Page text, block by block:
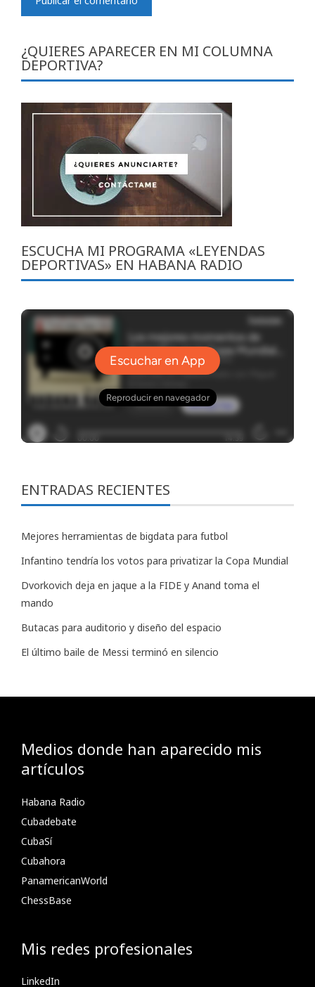
¿QUIERES APARECER EN MI COLUMNA
DEPORTIVA?
ESCUCHA MI PROGRAMA «LEYENDAS
DEPORTIVAS» EN HABANA RADIO
ENTRADAS RECIENTES
Mejores herramientas de bigdata para futbol
Infantino tendría los votos para privatizar la Copa Mundial
Dvorkovich deja en jaque a la FIDE y Anand toma el
mando
Butacas para auditorio y diseño del espacio
El último baile de Messi terminó en silencio
Medios donde han aparecido mis
artículos
Habana Radio
Cubadebate
CubaSí
Cubahora
PanamericanWorld
ChessBase
Mis redes profesionales
LinkedIn